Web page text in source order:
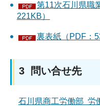
第11次石川県職
221KB）
裏表紙（PDF：
3 問い合せ先
石川県商工労働部 労